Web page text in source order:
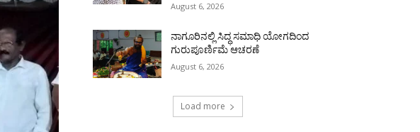
August 6, 2026
ನಾಗೂರಿನಲ್ಲಿ ಸಿದ್ಧ ಸಮಾಧಿ ಯೋಗದಿಂದ
ಗುರುಪೂರ್ಣಿಮೆ ಆಚರಣೆ
August 6, 2026
Load more